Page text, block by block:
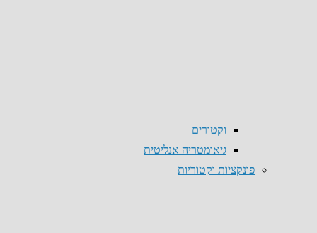
וקטורים
גיאומטריה אנליטית
פונקציות וקטוריות